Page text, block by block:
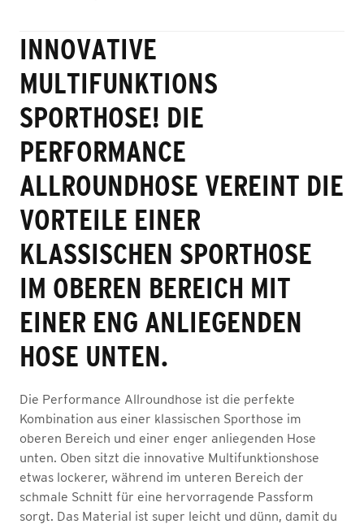
INNOVATIVE
MULTIFUNKTIONS
SPORTHOSE! DIE
PERFORMANCE
ALLROUNDHOSE VEREINT DIE
VORTEILE EINER
KLASSISCHEN SPORTHOSE
IM OBEREN BEREICH MIT
EINER ENG ANLIEGENDEN
HOSE UNTEN.
Die Performance Allroundhose ist die perfekte
Kombination aus einer klassischen Sporthose im
oberen Bereich und einer enger anliegenden Hose
unten. Oben sitzt die innovative Multifunktionshose
etwas lockerer, während im unteren Bereich der
schmale Schnitt für eine hervorragende Passform
sorgt. Das Material ist super leicht und dünn, damit du